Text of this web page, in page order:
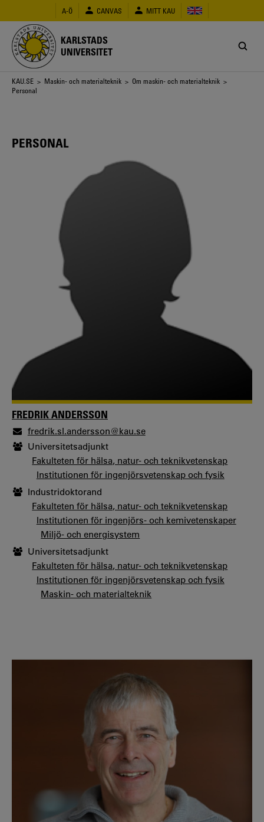
huvudinnehåll
A-Ö CANVAS MITT KAU
KARLSTADS
UNIVERSITET
Länkstig
KAU.SE > Maskin- och materialteknik > Om maskin- och materialteknik >
Personal
PERSONAL
FREDRIK ANDERSSON
fredrik.sl.andersson@kau.se
Universitetsadjunkt
Fakulteten för hälsa, natur- och teknikvetenskap
Institutionen för ingenjörsvetenskap och fysik
Industridoktorand
Fakulteten för hälsa, natur- och teknikvetenskap
Institutionen för ingenjörs- och kemivetenskaper
Miljö- och energisystem
Universitetsadjunkt
Fakulteten för hälsa, natur- och teknikvetenskap
Institutionen för ingenjörsvetenskap och fysik
Maskin- och materialteknik